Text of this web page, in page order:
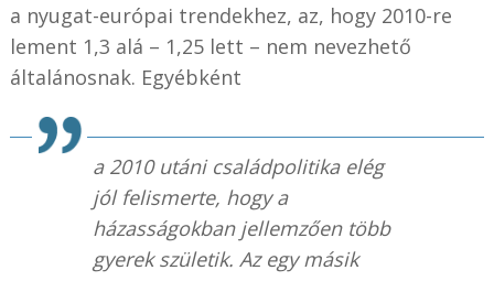
a nyugat-európai trendekhez, az, hogy 2010-re
lement 1,3 alá – 1,25 lett – nem nevezhető
általánosnak. Egyébként
a 2010 utáni családpolitika elég
jól felismerte, hogy a
házasságokban jellemzően több
gyerek születik. Az egy másik